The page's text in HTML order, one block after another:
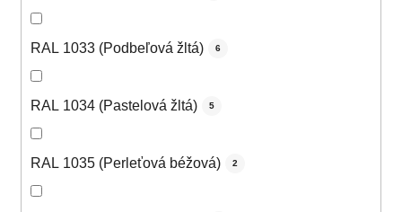
RAL 1033 (Podbeľová žltá) 6
RAL 1034 (Pastelová žltá) 5
RAL 1035 (Perleťová béžová) 2